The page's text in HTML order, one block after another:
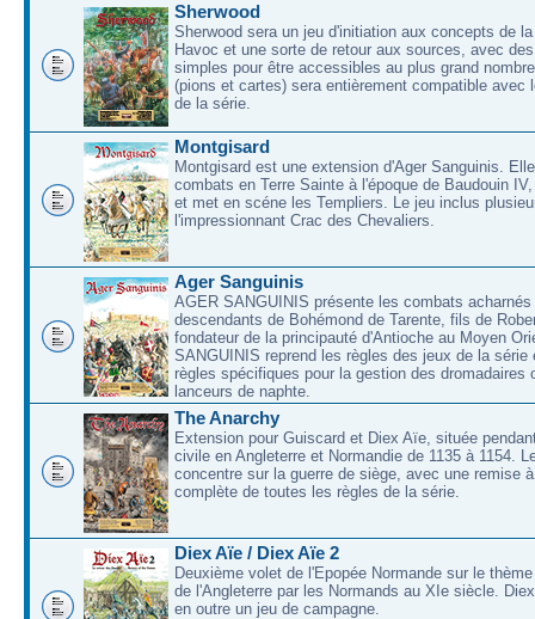
Sherwood
Sherwood sera un jeu d'initiation aux concepts de
Havoc et une sorte de retour aux sources, avec
simples pour être accessibles au plus grand
(pions et cartes) sera entièrement compatible avec
de la série.
Montgisard
Montgisard est une extension d'Ager Sanguinis.
combats en Terre Sainte à l'époque de Baudouin
et met en scéne les Templiers. Le jeu inclus
l'impressionnant Crac des Chevaliers.
Ager Sanguinis
AGER SANGUINIS présente les combats acharnés
descendants de Bohémond de Tarente, fils de
fondateur de la principauté d'Antioche au Moyen
SANGUINIS reprend les règles des jeux de la série
règles spécifiques pour la gestion des dromadaires
lanceurs de naphte.
The Anarchy
Extension pour Guiscard et Diex Aïe, située
civile en Angleterre et Normandie de 1135 à 1154.
concentre sur la guerre de siège, avec une remise
complète de toutes les règles de la série.
Diex Aïe / Diex Aïe 2
Deuxième volet de l'Epopée Normande sur le
de l'Angleterre par les Normands au XIe siècle.
en outre un jeu de campagne.